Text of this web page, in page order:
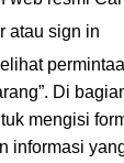
atau sign in
Di
mengisi
informasi